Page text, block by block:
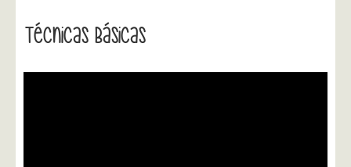
Técnicas Básicas